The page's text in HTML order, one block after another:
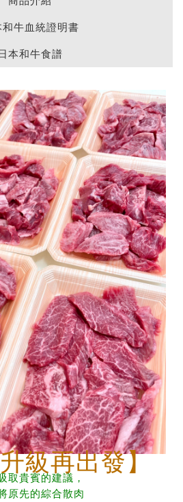
和牛血統證明書
本和牛食譜
級再出發】
取貴賓的建議，
原先的綜合散肉